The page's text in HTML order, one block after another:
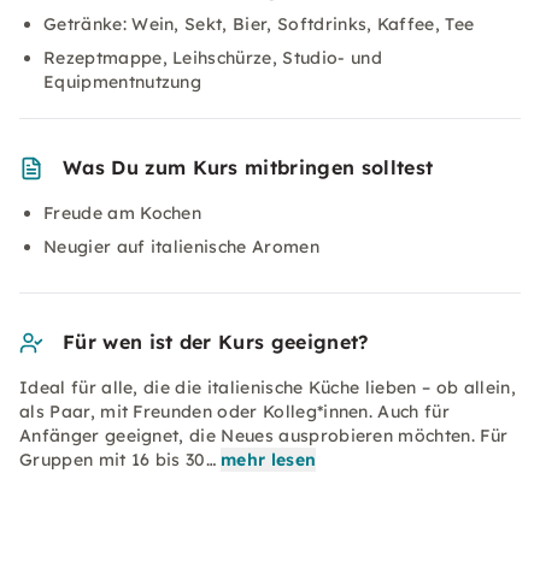
Getränke: Wein, Sekt, Bier, Softdrinks, Kaffee, Tee
Rezeptmappe, Leihschürze, Studio- und
Equipmentnutzung
Was Du zum Kurs mitbringen solltest
Freude am Kochen
Neugier auf italienische Aromen
Für wen ist der Kurs geeignet?
Ideal für alle, die die italienische Küche lieben – ob allein,
als Paar, mit Freunden oder Kolleg*innen. Auch für
Anfänger geeignet, die Neues ausprobieren möchten. Für
Gruppen mit 16 bis 30… mehr lesen